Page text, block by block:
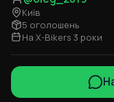
Київ
5 оголошень
На X-Bikers 3 роки